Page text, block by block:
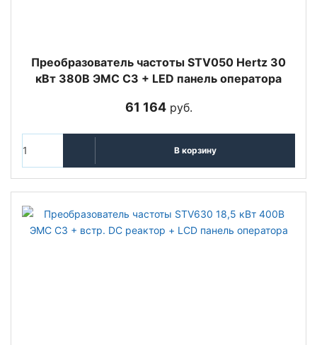
Преобразователь частоты STV050 Hertz 30
кВт 380В ЭМС С3 + LED панель оператора
61 164руб.
В корзину